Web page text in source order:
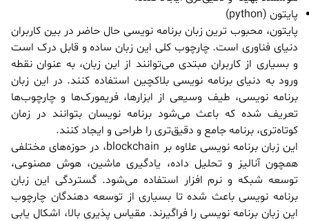
پایتون (python)
پایتون، محبوب ترین زبان برنامه نویسی حال حاضر در بین کاربران
دنیای فناوری است. چارچوب کلی این زبان ساده و قابل درک است
و بسیاری از کاربران مبتدی می‌توانند از این زبان، به عنوان نقطه
ورود به دنیای برنامه نویسی بلاکچین استفاده کنند. در این زبان
برنامه نویسی، طیف وسیعی از ابزارها، فریمورک‌ها و چارچوب‌ها
تعریف شده که باعث می‌شود برنامه نویسان بتوانند در زمان
کوتاه‌تری، برنامه جامع و دقیق‌تری را طراحی و ایجاد کنند.
این زبان برنامه نویسی علاوه بر blockchain، در حوزه‌های مختلفی
همچون آنالیز و تحلیل داده، یادگیری ماشین، هوش مصنوعی،
توسعه شبکه و نرم افزار استفاده می‌شود. گستردگی این زبان
برنامه نویسی باعث شده تا بسیاری از توسعه دهندگان چارچوب
این زبان برنامه نویسی را فراگیرند. مقیاس پذیری بالا، اشکال یابی